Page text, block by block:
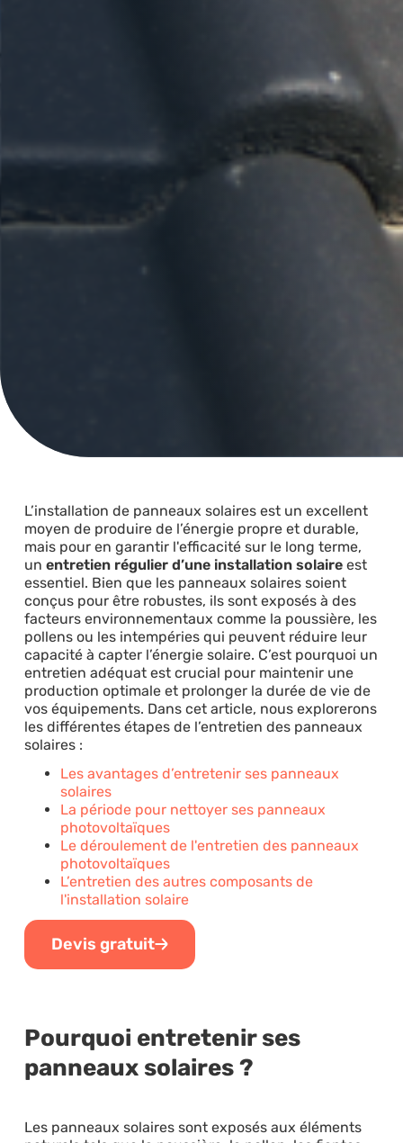
L’installation de panneaux solaires est un excellent
moyen de produire de l’énergie propre et durable,
mais pour en garantir l'efficacité sur le long terme,
un entretien régulier d’une installation solaireest
essentiel. Bien que les panneaux solaires soient
conçus pour être robustes, ils sont exposés à des
facteurs environnementaux comme la poussière, les
pollens ou les intempéries qui peuvent réduire leur
capacité à capter l’énergie solaire. C’est pourquoi un
entretien adéquat est crucial pour maintenir une
production optimale et prolonger la durée de vie de
vos équipements. Dans cet article, nous explorerons
les différentes étapes de l’entretien des panneaux
solaires :
Les avantages d’entretenir ses panneaux
solaires
La période pour nettoyer ses panneaux
photovoltaïques
Le déroulement de l'entretien des panneaux
photovoltaïques
L’entretien des autres composants de
l'installation solaire
Devis gratuit
Pourquoi entretenir ses
panneaux solaires ?
Les panneaux solaires sont exposés aux éléments